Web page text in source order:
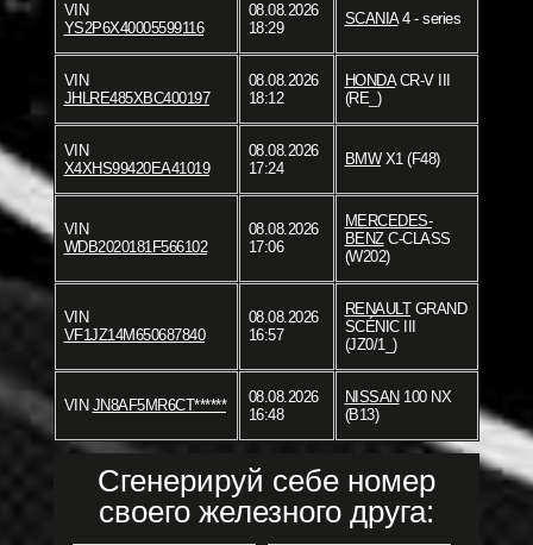
VIN
YS2P6X40005599116
08.08.2026
18:29
SCANIA4 - series
VIN
JHLRE485XBC400197
08.08.2026
18:12
HONDACR-V III
(RE_)
VIN
X4XHS99420EA41019
08.08.2026
17:24
BMWX1 (F48)
VIN
WDB2020181F566102
08.08.2026
17:06
MERCEDES-
BENZC-CLASS
(W202)
VIN
VF1JZ14M650687840
08.08.2026
16:57
RENAULTGRAND
SCÉNIC III
(JZ0/1_)
VIN JN8AF5MR6CT******
08.08.2026
16:48
NISSAN 100 NX
(B13)
Сгенерируй себе номер
своего железного друга: